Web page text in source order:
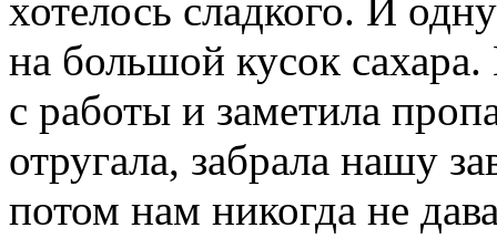
хотелось сладкого. И
на большой кусок
с работы и заметила
отругала, забрала нашу
потом нам никогда не